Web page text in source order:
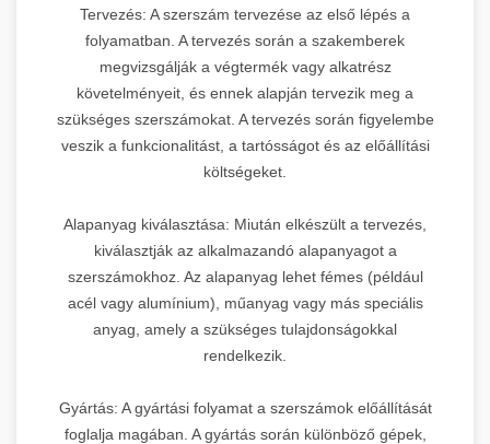
Tervezés: A szerszám tervezése az első lépés a
folyamatban. A tervezés során a szakemberek
megvizsgálják a végtermék vagy alkatrész
követelményeit, és ennek alapján tervezik meg a
szükséges szerszámokat. A tervezés során figyelembe
veszik a funkcionalitást, a tartósságot és az előállítási
költségeket.
Alapanyag kiválasztása: Miután elkészült a tervezés,
kiválasztják az alkalmazandó alapanyagot a
szerszámokhoz. Az alapanyag lehet fémes (például
acél vagy alumínium), műanyag vagy más speciális
anyag, amely a szükséges tulajdonságokkal
rendelkezik.
Gyártás: A gyártási folyamat a szerszámok előállítását
foglalja magában. A gyártás során különböző gépek,